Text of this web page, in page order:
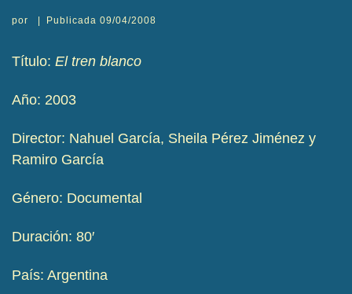
por Publicada09/04/2008
Título: El tren blanco
Año: 2003
Director: Nahuel García, Sheila Pérez Jiménez y
Ramiro García
Género: Documental
Duración: 80′
País: Argentina